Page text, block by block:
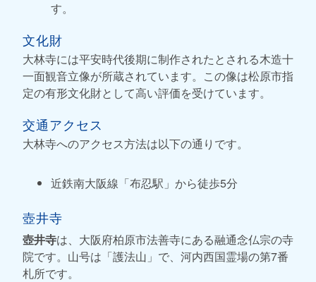
す。
文化財
大林寺には平安時代後期に制作されたとされる木造十
一面観音立像が所蔵されています。この像は松原市指
定の有形文化財として高い評価を受けています。
交通アクセス
大林寺へのアクセス方法は以下の通りです。
近鉄南大阪線「布忍駅」から徒歩5分
壺井寺
壺井寺は、大阪府柏原市法善寺にある融通念仏宗の寺
院です。山号は「護法山」で、河内西国霊場の第7番
札所です。